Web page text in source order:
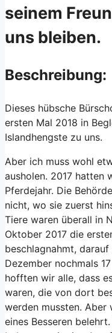
seinem
uns bleiben.
Beschreibung:
Dieses hübsche
ersten Mal 2018 in
Islandhengste zu uns.
Aber ich muss wohl
ausholen. 2017 hatten
Pferdejahr. Die
nicht, wo sie zuerst
Tiere waren überall in
Oktober 2017 die
beschlagnahmt,
Dezember nochmals
hofften wir alle, dass
waren, die von dort
werden mussten. Aber
eines Besseren